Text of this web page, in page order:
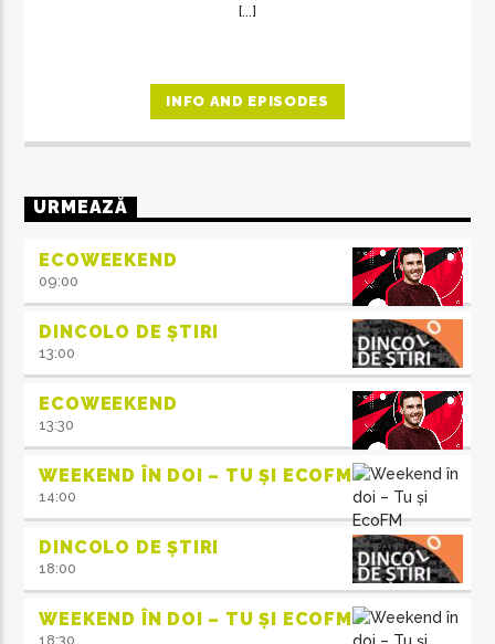
[...]
INFO AND EPISODES
URMEAZĂ
ECOWEEKEND
09:00
DINCOLO DE ȘTIRI
13:00
ECOWEEKEND
13:30
WEEKEND ÎN DOI – TU ȘI ECOFM
14:00
DINCOLO DE ȘTIRI
18:00
WEEKEND ÎN DOI – TU ȘI ECOFM
18:30